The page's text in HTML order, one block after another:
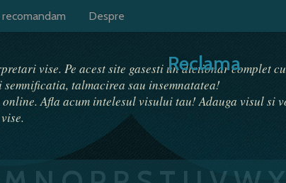
recomandam Despre
vise. Pe acest site gasesti un dictionar complet
talmacirea sau insemnatatea!
Afla acum intelesul visului tau! Adauga visul si
Reclama